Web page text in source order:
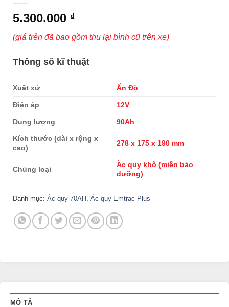
5.300.000 ₫
(giá trên đã bao gồm thu lại bình cũ trên xe)
Thông số kĩ thuật
Xuất xứ Ấn Độ
Điện áp 12V
Dung lượng 90Ah
Kích thước (dài x rộng x
cao)
278 x 175 x 190 mm
Chủng loại
Ắc quy khô (miễn bảo
dưỡng)
Danh mục: Ắc quy 70AH Ắc quy Emtrac Plus
MÔ TẢ